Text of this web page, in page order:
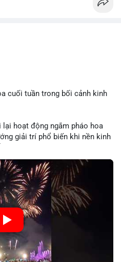
cuối tuần trong bối cảnh kinh
hoạt động ngắm pháo hoa
giải trí phổ biến khi nền kinh
sản vật chất. Trong bối cảnh
ổn định, hoạt động giải trí
người dân có khả năng chi
có thể ảnh hưởng đến tỷ lệ
nếu người tiêu dùng chuyển